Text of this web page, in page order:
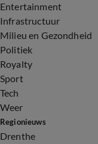
Entertainment
Infrastructuur
Milieu en Gezondheid
Politiek
Royalty
Sport
Tech
Weer
Regionieuws
Drenthe